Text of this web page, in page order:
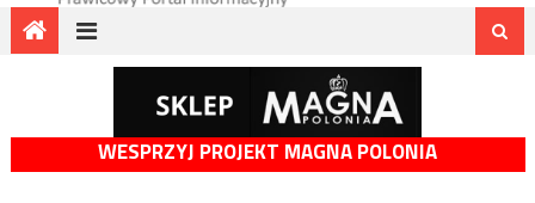
WESPRZYJ PROJEKT MAGNA POLONIA